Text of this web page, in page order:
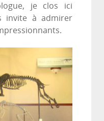
je clos ici
invite à admirer